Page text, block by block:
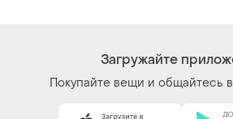
Загружайте
Покупайте вещи и общайтесь